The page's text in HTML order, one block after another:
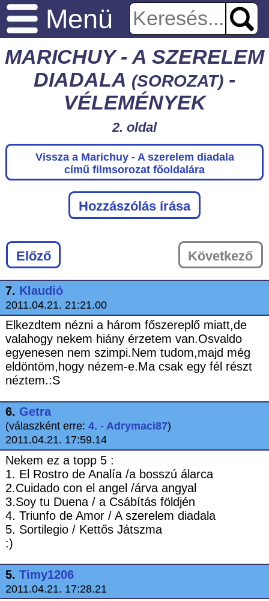
Menü
MARICHUY - A SZERELEM
DIADALA (SOROZAT) -
VÉLEMÉNYEK
2. oldal
Vissza a Marichuy - A szerelem diadala
című filmsorozat főoldalára
Hozzászólás írása
Előző Következő
7. Klaudió
2011.04.21. 21:21.00
Elkezdtem nézni a három főszereplő miatt,de
valahogy nekem hiány érzetem van.Osvaldo
egyenesen nem szimpi.Nem tudom,majd még
eldöntöm,hogy nézem-e.Ma csak egy fél részt
néztem.:S
6. Getra
(válaszként erre: 4. - Adrymaci87)
2011.04.21. 17:59.14
Nekem ez a topp 5 :
1. El Rostro de Analía /a bosszú álarca
2.Cuidado con el angel /árva angyal
3.Soy tu Duena / a Csábítás földjén
4. Triunfo de Amor / A szerelem diadala
5. Sortilegio / Kettős Játszma
:)
5. Timy1206
2011.04.21. 17:28.21